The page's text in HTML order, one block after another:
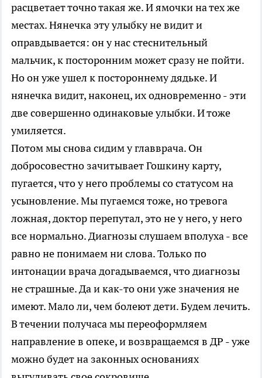
расцветает точно такая же. И ямочки на тех же
местах. Нянечка эту улыбку не видит и
оправдывается: он у нас стеснительный
мальчик, к посторонним может сразу не пойти.
Но он уже ушел к постороннему дядьке. И
нянечка видит, наконец, их одновременно - эти
две совершенно одинаковые улыбки. И тоже
умиляется.
Потом мы снова сидим у главврача. Он
добросовестно зачитывает Гошкину карту,
пугается, что у него проблемы со статусом на
усыновление. Мы пугаемся тоже, но тревога
ложная, доктор перепутал, это не у него, у него
все нормально. Диагнозы слушаем вполуха - все
равно не понимаем ни слова. Только по
интонации врача догадываемся, что диагнозы
не страшные. Да и как-то они уже значения не
имеют. Мало ли, чем болеют дети. Будем лечить.
В течении получаса мы переоформляем
направление в опеке, и возвращаемся в ДР - уже
можно будет на законных основаниях